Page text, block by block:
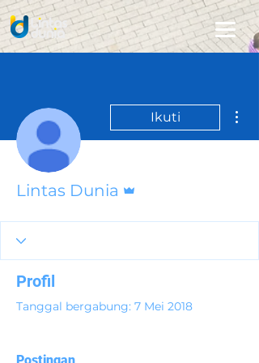
Ikuti
Lintas Dunia
Profil
Tanggal bergabung: 7 Mei 2018